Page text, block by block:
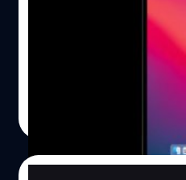
หลังจาก Apple เริ่มหันมาพั
บนชิปแบบ ARM ได้ และจะเ
Mac และหันมาใช้ชิปของตัว
ถึง 2 ปี ก็ดูเหมือน Apple กำ
แล้ว ล่าสุด Digitimes รายง
Apple จะสั่งเหมาผลิตชิปเซ็
ลูกค้ารายใหญ่ที่สุดของ
Apple A-series กับทาง
ชิปเซ็ต ARM แบบพิเศษที่ออ
| 2211 days